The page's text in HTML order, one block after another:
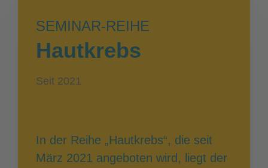
SEMINAR-REIHE
Hautkrebs
Seit 2021
In der Reihe „Hautkrebs“, die seit
März 2021 angeboten wird, liegt der